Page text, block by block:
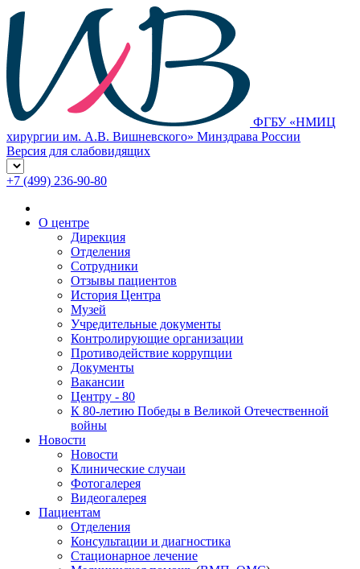
ФГБУ «НМИЦ
хирургии им. А.В. Вишневского» Минздрава России
Версия для слабовидящих
+7 (499) 236-90-80
О центре
Дирекция
Отделения
Сотрудники
Отзывы пациентов
История Центра
Музей
Учредительные документы
Контролирующие организации
Противодействие коррупции
Документы
Вакансии
Центру - 80
К 80-летию Победы в Великой Отечественной
войны
Новости
Новости
Клинические случаи
Фотогалерея
Видеогалерея
Пациентам
Отделения
Консультации и диагностика
Стационарное лечение